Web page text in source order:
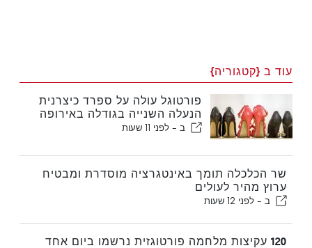
עוד ב {קטגוריה}
פורטוגל עולה על ספרד כיצרנית
הנעלה השנייה בגודלה באירופה
ב - לפני 11 שעות
שר הכלכלה תומך באינטגרציה מוסדרת ומבטיח
ערוץ מהיר לעולים
ב - לפני 12 שעות
120 עקיצות מלחמה פורטוגזית נרשמו ביום אחד